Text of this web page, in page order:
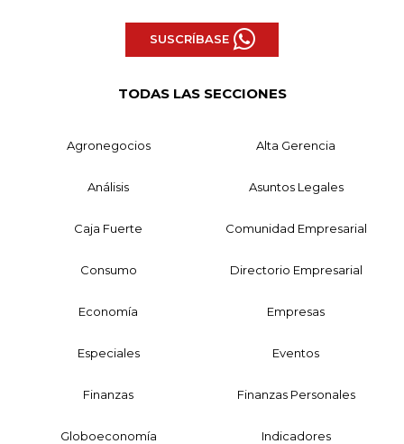
SUSCRÍBASE
TODAS LAS SECCIONES
Agronegocios Alta Gerencia
Análisis Asuntos Legales
Caja Fuerte Comunidad Empresarial
Consumo Directorio Empresarial
Economía Empresas
Especiales Eventos
Finanzas Finanzas Personales
Globoeconomía Indicadores